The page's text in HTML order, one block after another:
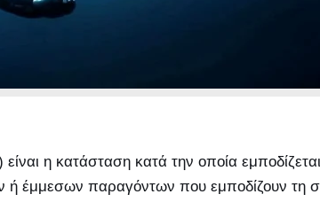
η κατάσταση κατά την οποία
ή έμμεσων παραγόντων που εμποδίζουν τη